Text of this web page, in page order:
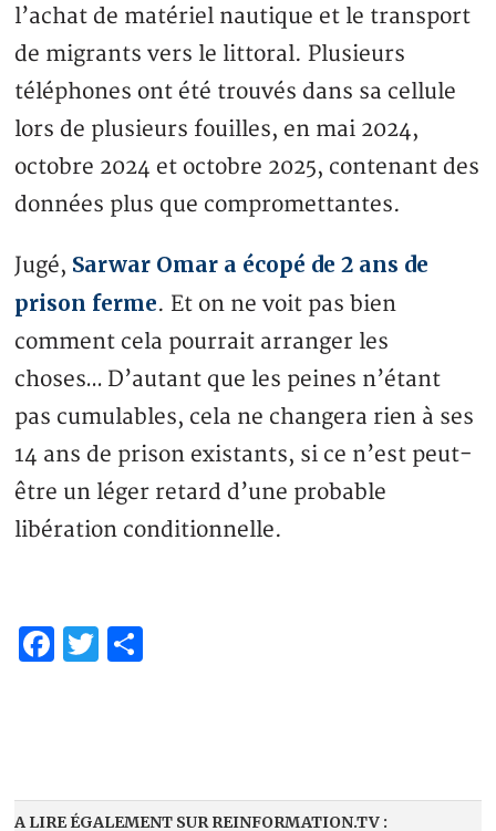
l’achat de matériel nautique et le transport
de migrants vers le littoral. Plusieurs
téléphones ont été trouvés dans sa cellule
lors de plusieurs fouilles, en mai 2024,
octobre 2024 et octobre 2025, contenant des
données plus que compromettantes.
Jugé, Sarwar Omar a écopé de 2 ans de
prison ferme. Et on ne voit pas bien
comment cela pourrait arranger les
choses… D’autant que les peines n’étant
pas cumulables, cela ne changera rien à ses
14 ans de prison existants, si ce n’est peut-
être un léger retard d’une probable
libération conditionnelle.
Facebook
Twitter
A LIRE ÉGALEMENT SUR REINFORMATION.TV :